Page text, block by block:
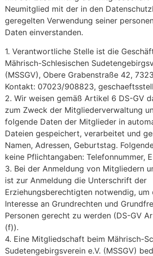
Neumitglied mit der in den
geregelten Verwendung seiner
Daten einverstanden.
1. Verantwortliche Stelle ist die
Mährisch-Schlesischen
(MSSGV), Obere Grabenstraße 42,
Kontakt: 07023/908823,
2. Wir weisen gemäß Artikel 6 DS-GV
zum Zweck der Mitgliederverwaltung
folgende Daten der Mitglieder in
Dateien gespeichert, verarbeitet und
Namen, Adressen, Geburtstag.
keine Pflichtangaben: Telefonnummer,
3. Bei der Anmeldung von Mitgliedern
ist zur Anmeldung die Unterschrift der
Erziehungsberechtigten notwendig, um
Interesse an Grundrechten und
Personen gerecht zu werden (DS-GV
(f)).
4. Eine Mitgliedschaft beim Mährisch-
Sudetengebirgsverein e.V. (MSSGV)